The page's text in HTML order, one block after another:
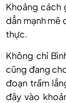
Khoảng cách
dẫn mạnh mẽ
thực.
Không chỉ
cũng đang
đoạn trầm
đây vào